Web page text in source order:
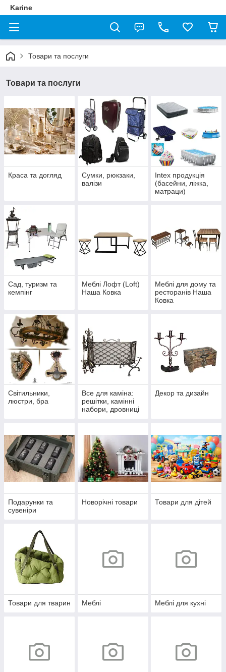
Karine
Товари та послуги
Товари та послуги
Краса та догляд
Сумки, рюкзаки,
валізи
Intex продукція
(басейни, ліжка,
матраци)
Сад, туризм та
кемпінг
Меблі Лофт (Loft)
Наша Ковка
Меблі для дому та
ресторанів Наша
Ковка
Світильники,
люстри, бра
Все для каміна:
решітки, камінні
набори, дровниці
Декор та дизайн
Подарунки та
сувеніри
Новорічні товари Товари для дітей
Товари для тварин Меблі Меблі для кухні